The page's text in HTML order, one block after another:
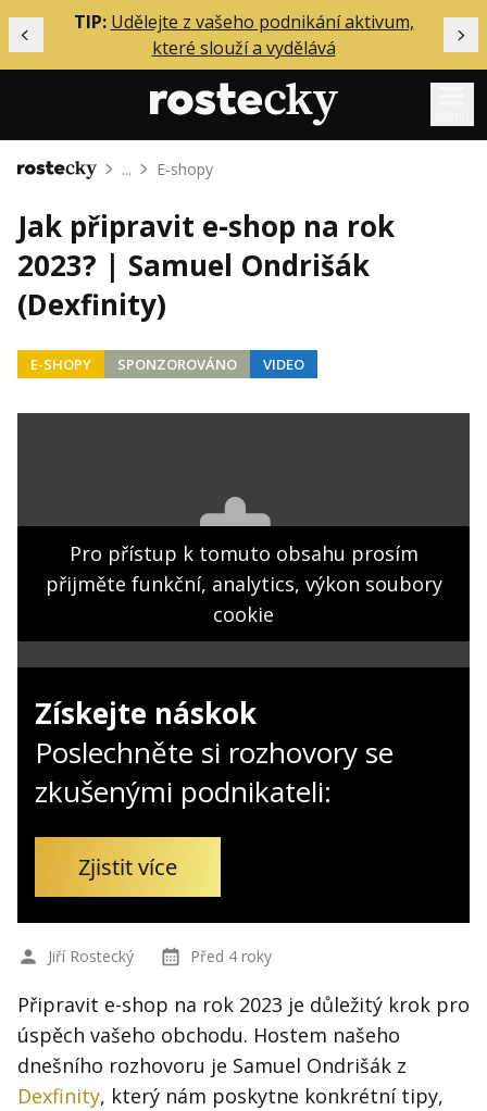
Předchozí
TIP: Udělejte z vašeho podnikání aktivum,
které slouží a vydělává
Mentoring
Podcasty
Solo
Akce
O mně
Obchodní podmínky
Hledaná fráze Hledat
Domů ... E-shopy
Jak připravit e-shop na rok
2023? | Samuel Ondrišák
(Dexfinity)
E-SHOPY SPONZOROVÁNO VIDEO
Pro přístup k tomuto obsahu prosím
přijměte funkční, analytics, výkon soubory
cookie
Získejte náskok
Poslechněte si rozhovory se
zkušenými podnikateli:
Zjistit více
Jiří Rostecký Před 4 roky
Připravit e-shop na rok 2023 je důležitý krok pro
úspěch vašeho obchodu. Hostem našeho
dnešního rozhovoru je Samuel Ondrišák z
Dexfinity, který nám poskytne konkrétní tipy,